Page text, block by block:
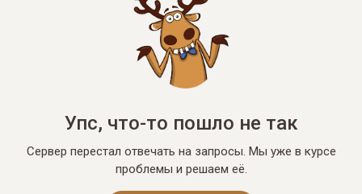
Упс, что-то пошло не так
Сервер перестал отвечать на запросы. Мы уже в курсе
проблемы и решаем её.